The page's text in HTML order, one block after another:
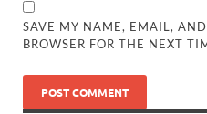
SAVE MY NAME, EMAIL,
BROWSER FOR THE NEXT